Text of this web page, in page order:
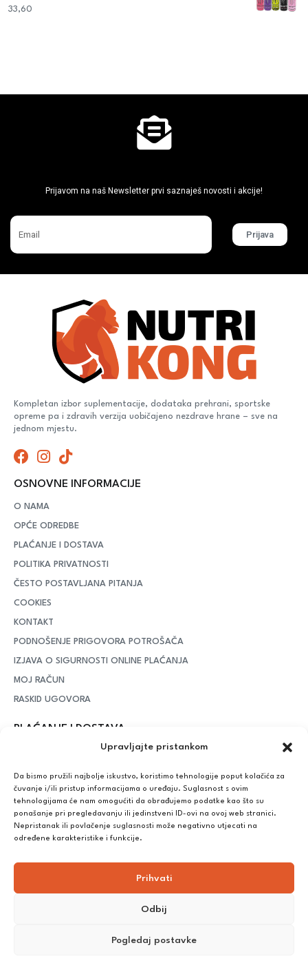
Upravljajte pristankom
Da bismo pružili najbolje iskustvo, koristimo tehnologije poput kolačića za
čuvanje i/ili pristup informacijama o uređaju. Suglasnost s ovim
tehnologijama će nam omogućiti da obrađujemo podatke kao što su
ponašanje pri pregledavanju ili jedinstveni ID-ovi na ovoj web stranici.
Nepristanak ili povlačenje suglasnosti može negativno utjecati na
određene karakteristike i funkcije.
Prihvati
Odbij
Pogledaj postavke
Ocjenjeno
33,60
Prijavom na naš Newsletter prvi saznaješ novosti i akcije!
Prijava
Kompletan izbor suplementacije, dodataka prehrani, sportske
opreme pa i zdravih verzija uobičajeno nezdrave hrane – sve na
jednom mjestu.
OSNOVNE INFORMACIJE
O NAMA
OPĆE ODREDBE
PLAĆANJE I DOSTAVA
POLITIKA PRIVATNOSTI
ČESTO POSTAVLJANA PITANJA
COOKIES
KONTAKT
PODNOŠENJE PRIGOVORA POTROŠAČA
IZJAVA O SIGURNOSTI ONLINE PLAĆANJA
MOJ RAČUN
RASKID UGOVORA
PLAĆANJE I DOSTAVA
– iznad potrošenih 55 eura dostava je
Plaćanje:
Bankovna transakcija, plaćanje prilikom preuzimanja, CorvusPay